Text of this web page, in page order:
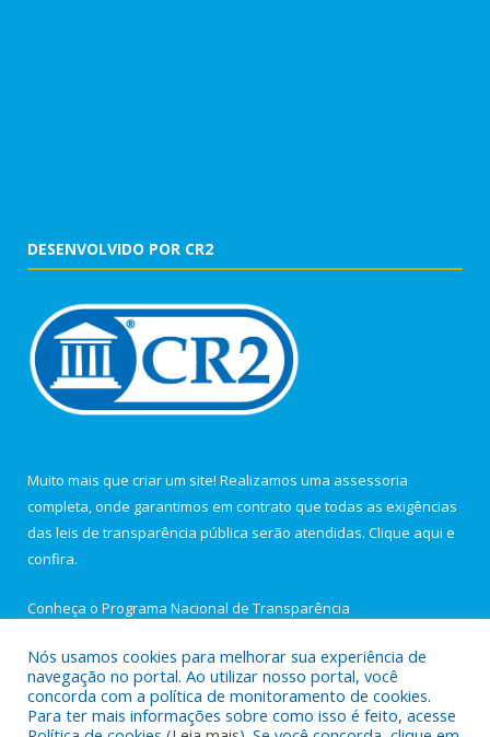
DESENVOLVIDO POR CR2
Muito mais que criar um site! Realizamos uma assessoria
completa, onde garantimos em contrato que todas as exigências
das leis de transparência pública serão atendidas. Clique aqui e
confira.
Conheça o Programa Nacional de Transparência
Todos os direitos reservados a Câmara Municipal de Igarapé-
Nós usamos cookies para melhorar sua experiência de
navegação no portal. Ao utilizar nosso portal, você
concorda com a política de monitoramento de cookies.
Para ter mais informações sobre como isso é feito, acesse